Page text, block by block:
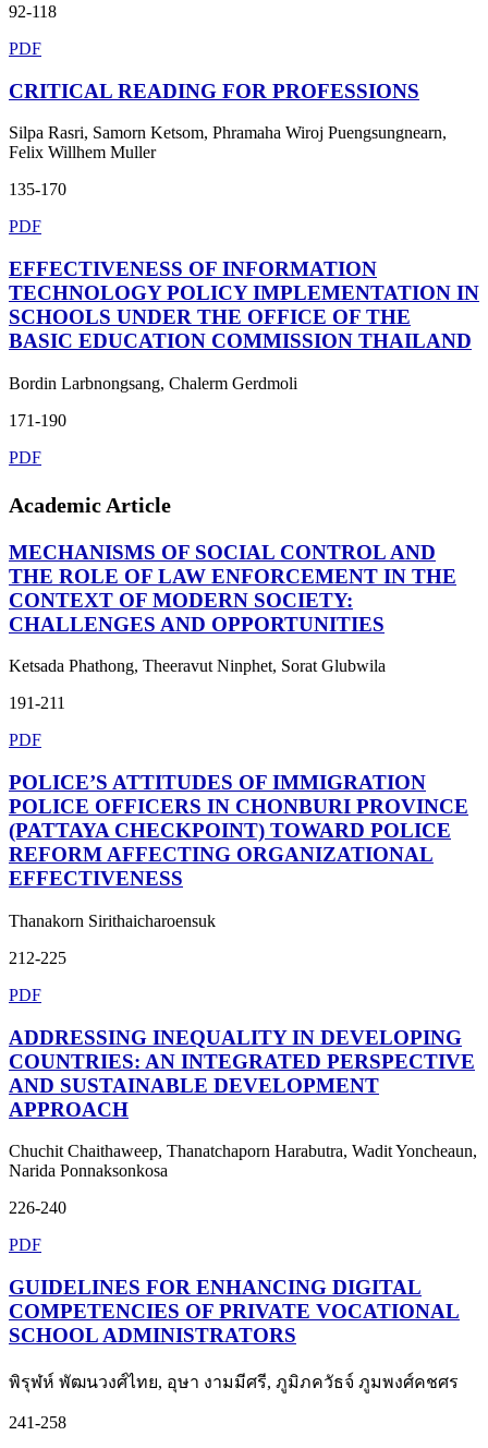
92-118
PDF
CRITICAL READING FOR PROFESSIONS
Silpa Rasri, Samorn Ketsom, Phramaha Wiroj Puengsungnearn,
Felix Willhem Muller
135-170
PDF
EFFECTIVENESS OF INFORMATION
TECHNOLOGY POLICY IMPLEMENTATION IN
SCHOOLS UNDER THE OFFICE OF THE
BASIC EDUCATION COMMISSION THAILAND
Bordin Larbnongsang, Chalerm Gerdmoli
171-190
PDF
Academic Article
MECHANISMS OF SOCIAL CONTROL AND
THE ROLE OF LAW ENFORCEMENT IN THE
CONTEXT OF MODERN SOCIETY:
CHALLENGES AND OPPORTUNITIES
Ketsada Phathong, Theeravut Ninphet, Sorat Glubwila
191-211
PDF
POLICE’S ATTITUDES OF IMMIGRATION
POLICE OFFICERS IN CHONBURI PROVINCE
(PATTAYA CHECKPOINT) TOWARD POLICE
REFORM AFFECTING ORGANIZATIONAL
EFFECTIVENESS
Thanakorn Sirithaicharoensuk
212-225
PDF
ADDRESSING INEQUALITY IN DEVELOPING
COUNTRIES: AN INTEGRATED PERSPECTIVE
AND SUSTAINABLE DEVELOPMENT
APPROACH
Chuchit Chaithaweep, Thanatchaporn Harabutra, Wadit Yoncheaun,
Narida Ponnaksonkosa
226-240
PDF
GUIDELINES FOR ENHANCING DIGITAL
COMPETENCIES OF PRIVATE VOCATIONAL
SCHOOL ADMINISTRATORS
พิรุฬห์ พัฒนวงศ์ไทย, อุษา งามมีศรี, ภูมิภควัธจ์ ภูมพงศ์คชศร
241-258